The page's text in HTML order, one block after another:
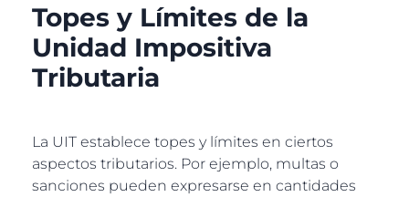
Topes y Límites de la
Unidad Impositiva
Tributaria
La UIT establece topes y límites en ciertos
aspectos tributarios. Por ejemplo, multas o
sanciones pueden expresarse en cantidades